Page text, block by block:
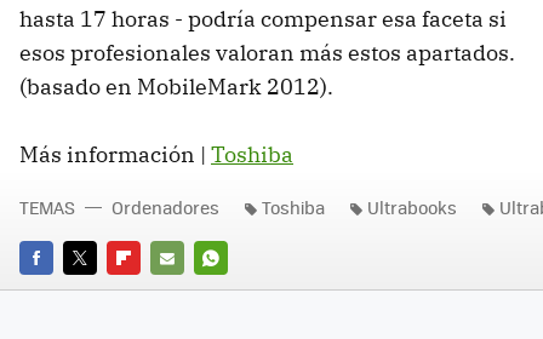
hasta 17 horas - podría compensar esa faceta si
esos profesionales valoran más estos apartados.
(basado en MobileMark 2012).
Más información | Toshiba
FACEBOOK
TWITTERFLIPBOARD
E-
WHATSAPP
TEMAS Ordenadores Toshiba Ultrabooks